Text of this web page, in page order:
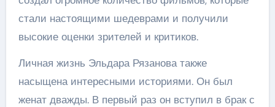
стали настоящими шедеврами и получили
высокие оценки зрителей и критиков.
Личная жизнь Эльдара Рязанова также
насыщена интересными историями. Он был
женат дважды. В первый раз он вступил в брак с